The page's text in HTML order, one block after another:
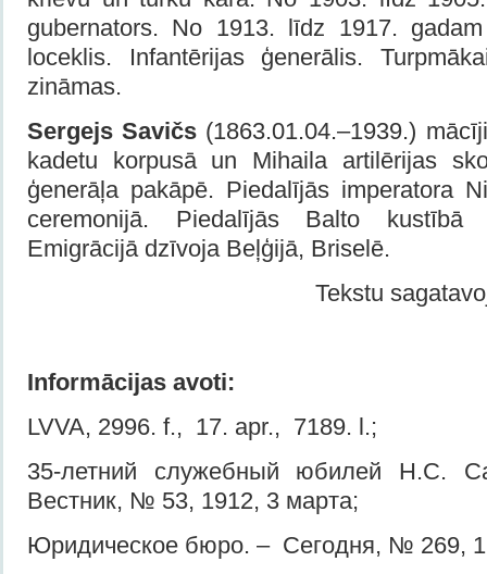
gubernators. No 1913. līdz 1917.
loceklis. Infantērijas ģenerālis.
zināmas.
Sergejs Savičs (1863.01.04.–1939.)
kadetu korpusā un Mihaila artilērijas
ģenerāļa pakāpē. Piedalījās imperatora
ceremonijā. Piedalījās Balto kustībā
Emigrācijā dzīvoja Beļģijā, Briselē.
Tekstu
Informācijas avoti:
LVVA, 2996. f., 17. apr., 7189. l.;
35-летний служебный юбилей Н.С.
Вестник, № 53, 1912, 3 марта;
Юридическое бюро. – Сегодня, № 269,